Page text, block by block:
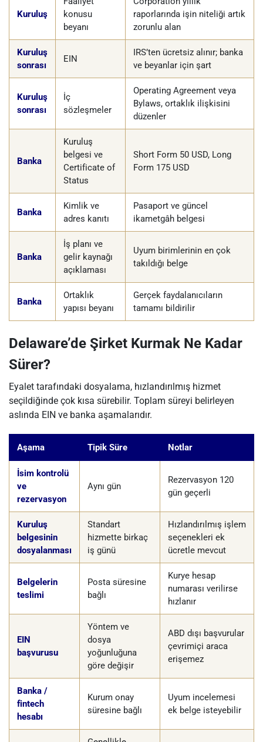
Kuruluş
konusu
beyanı
raporlarında işin niteliği artık
zorunlu alan
Kuruluş
sonrası
EIN
IRS’ten ücretsiz alınır; banka
ve beyanlar için şart
Kuruluş
sonrası
İç
sözleşmeler
Operating Agreement veya
Bylaws, ortaklık ilişkisini
düzenler
Banka
Kuruluş
belgesi ve
Certificate of
Status
Short Form 50 USD, Long
Form 175 USD
Banka
Kimlik ve
adres kanıtı
Pasaport ve güncel
ikametgâh belgesi
Banka
İş planı ve
gelir kaynağı
açıklaması
Uyum birimlerinin en çok
takıldığı belge
Banka
Ortaklık
yapısı beyanı
Gerçek faydalanıcıların
tamamı bildirilir
Delaware’de Şirket Kurmak Ne Kadar
Sürer?
Eyalet tarafındaki dosyalama, hızlandırılmış hizmet
seçildiğinde çok kısa sürebilir. Toplam süreyi belirleyen
aslında EIN ve banka aşamalarıdır.
Aşama Tipik Süre Notlar
İsim kontrolü
ve
rezervasyon
Aynı gün
Rezervasyon 120
gün geçerli
Kuruluş
belgesinin
dosyalanması
Standart
hizmette birkaç
iş günü
Hızlandırılmış işlem
seçenekleri ek
ücretle mevcut
Belgelerin
teslimi
Posta süresine
bağlı
Kurye hesap
numarası verilirse
hızlanır
EIN
başvurusu
Yöntem ve
dosya
yoğunluğuna
göre değişir
ABD dışı başvurular
çevrimiçi araca
erişemez
Banka /
fintech
hesabı
Kurum onay
süresine bağlı
Uyum incelemesi
ek belge isteyebilir